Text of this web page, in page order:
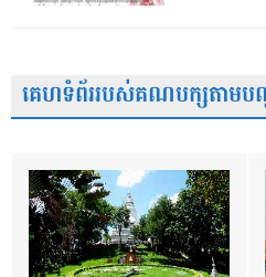
គេហទំព័ររបស់គណបក្សតាមបណ្ត